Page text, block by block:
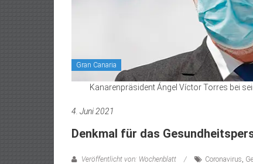
Gran Canaria
Kanarenpräsident Ángel Víctor Torres bei
4. Juni 2021
Denkmal für das
Veröffentlicht von: Wochenblatt Coronavirus